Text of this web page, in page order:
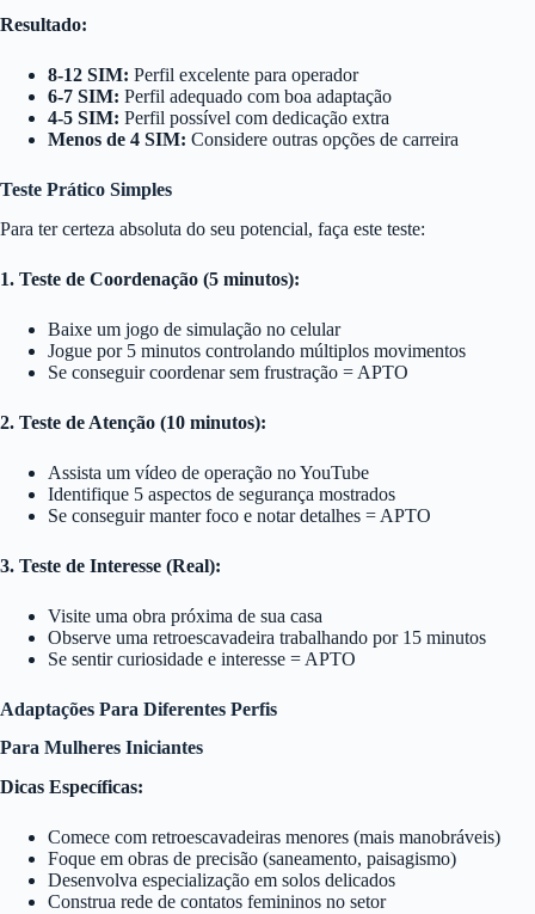
Resultado:
8-12 SIM: Perfil excelente para operador
6-7 SIM: Perfil adequado com boa adaptação
4-5 SIM: Perfil possível com dedicação extra
Menos de 4 SIM: Considere outras opções de carreira
Teste Prático Simples
Para ter certeza absoluta do seu potencial, faça este teste:
1. Teste de Coordenação (5 minutos):
Baixe um jogo de simulação no celular
Jogue por 5 minutos controlando múltiplos movimentos
Se conseguir coordenar sem frustração = APTO
2. Teste de Atenção (10 minutos):
Assista um vídeo de operação no YouTube
Identifique 5 aspectos de segurança mostrados
Se conseguir manter foco e notar detalhes = APTO
3. Teste de Interesse (Real):
Visite uma obra próxima de sua casa
Observe uma retroescavadeira trabalhando por 15 minutos
Se sentir curiosidade e interesse = APTO
Adaptações Para Diferentes Perfis
Para Mulheres Iniciantes
Dicas Específicas:
Comece com retroescavadeiras menores (mais manobráveis)
Foque em obras de precisão (saneamento, paisagismo)
Desenvolva especialização em solos delicados
Construa rede de contatos femininos no setor